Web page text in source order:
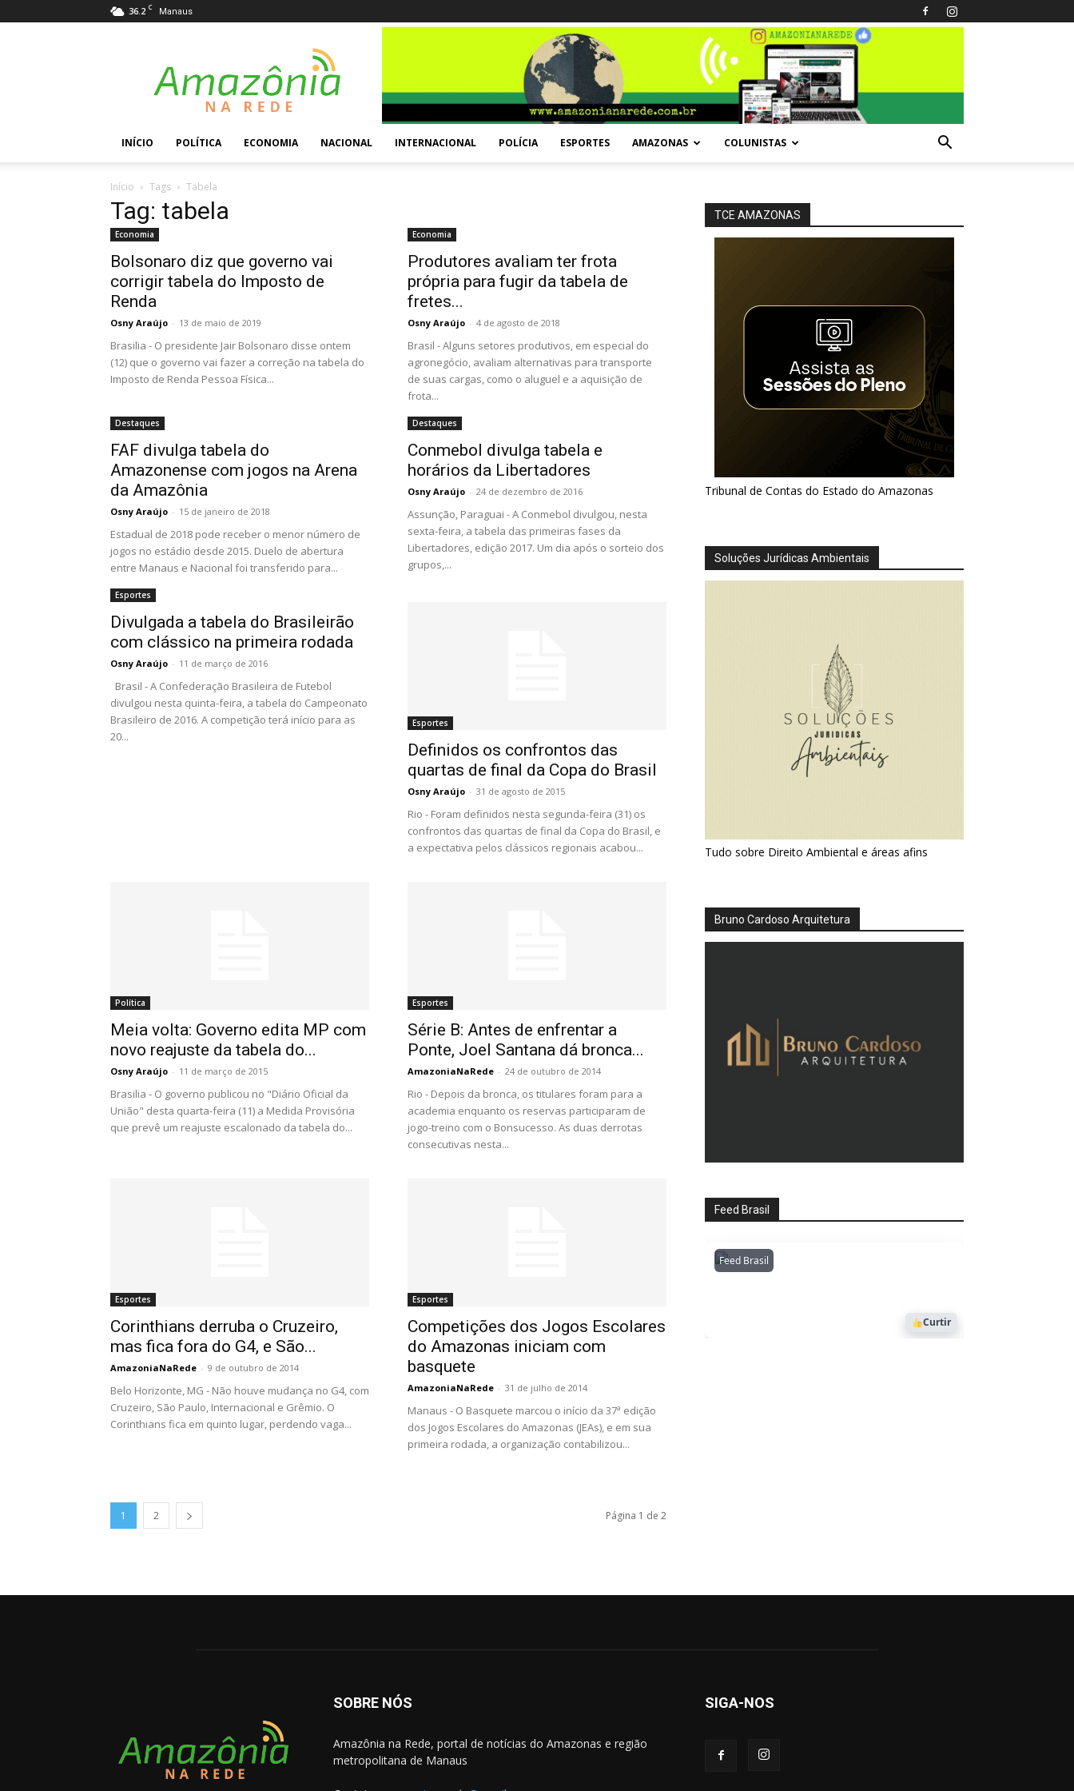
36.2 C Manaus
Rede
INÍCIO POLÍTICA ECONOMIA NACIONAL INTERNACIONAL POLÍCIA ESPORTES AMAZONAS COLUNISTAS
Início Tags Tabela
Tag: tabela
Economia
Bolsonaro diz que governo vai
corrigir tabela do Imposto de
Renda
Osny Araújo - 13 de maio de 2019
Brasilia - O presidente Jair Bolsonaro disse ontem
(12) que o governo vai fazer a correção na tabela do
Imposto de Renda Pessoa Física...
Economia
Produtores avaliam ter frota
própria para fugir da tabela de
fretes...
Osny Araújo - 4 de agosto de 2018
Brasil - Alguns setores produtivos, em especial do
agronegócio, avaliam alternativas para transporte
de suas cargas, como o aluguel e a aquisição de
frota...
Destaques
FAF divulga tabela do
Amazonense com jogos na Arena
da Amazônia
Osny Araújo - 15 de janeiro de 2018
Estadual de 2018 pode receber o menor número de
jogos no estádio desde 2015. Duelo de abertura
entre Manaus e Nacional foi transferido para...
Destaques
Conmebol divulga tabela e
horários da Libertadores
Osny Araújo - 24 de dezembro de 2016
Assunção, Paraguai - A Conmebol divulgou, nesta
sexta-feira, a tabela das primeiras fases da
Libertadores, edição 2017. Um dia após o sorteio dos
grupos,...
Esportes
Divulgada a tabela do Brasileirão
com clássico na primeira rodada
Osny Araújo - 11 de março de 2016
Brasil - A Confederação Brasileira de Futebol
divulgou nesta quinta-feira, a tabela do Campeonato
Brasileiro de 2016. A competição terá início para as
20...
Esportes
Definidos os confrontos das
quartas de final da Copa do Brasil
Osny Araújo - 31 de agosto de 2015
Rio - Foram definidos nesta segunda-feira (31) os
confrontos das quartas de final da Copa do Brasil, e
a expectativa pelos clássicos regionais acabou...
Política
Meia volta: Governo edita MP com
novo reajuste da tabela do...
Osny Araújo - 11 de março de 2015
Brasilia - O governo publicou no "Diário Oficial da
União" desta quarta-feira (11) a Medida Provisória
que prevê um reajuste escalonado da tabela do...
Esportes
Série B: Antes de enfrentar a
Ponte, Joel Santana dá bronca...
AmazoniaNaRede - 24 de outubro de 2014
Rio - Depois da bronca, os titulares foram para a
academia enquanto os reservas participaram de
jogo-treino com o Bonsucesso. As duas derrotas
consecutivas nesta...
Esportes
Corinthians derruba o Cruzeiro,
mas fica fora do G4, e São...
AmazoniaNaRede - 9 de outubro de 2014
Belo Horizonte, MG - Não houve mudança no G4, com
Cruzeiro, São Paulo, Internacional e Grêmio. O
Corinthians fica em quinto lugar, perdendo vaga...
Esportes
Competições dos Jogos Escolares
do Amazonas iniciam com
basquete
AmazoniaNaRede - 31 de julho de 2014
Manaus - O Basquete marcou o início da 37ª edição
dos Jogos Escolares do Amazonas (JEAs), e em sua
primeira rodada, a organização contabilizou...
1 2 Página 1 de 2
TCE AMAZONAS
Tribunal de Contas do Estado do Amazonas
Soluções Jurídicas Ambientais
Tudo sobre Direito Ambiental e áreas afins
Bruno Cardoso Arquitetura
Feed Brasil
Feed BrasilAmazonianarede
1053
Curtir
SOBRE NÓS
Amazônia na Rede, portal de notícias do Amazonas e região
metropolitana de Manaus
SIGA-NOS